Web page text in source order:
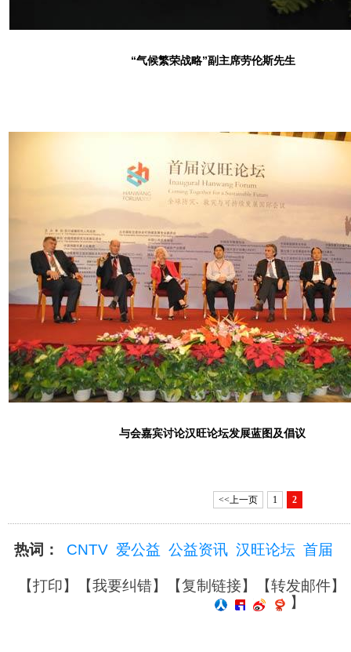
“气候繁荣战略”副主席劳伦斯先生
与会嘉宾讨论汉旺论坛发展蓝图及倡议
<<上一页 1 2
热词： CNTV 爱公益 公益资讯 汉旺论坛 首届
【打印】【我要纠错】【复制链接】【转发邮件】
】